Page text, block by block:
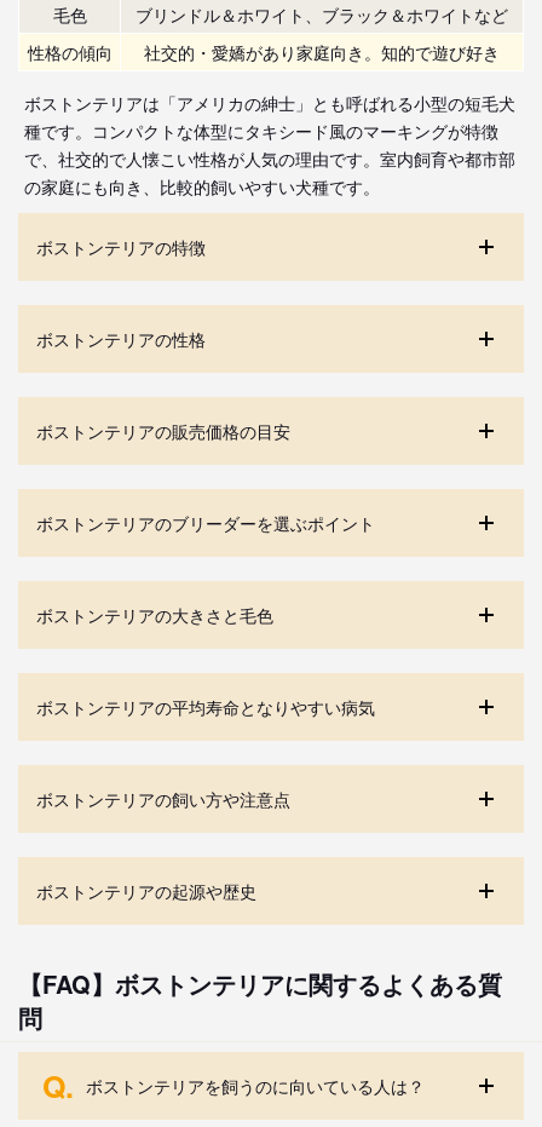
毛色
ブリンドル＆ホワイト、ブラック＆ホワイトなど
性格の傾向
社交的・愛嬌があり家庭向き。知的で遊び好き
ボストンテリアは「アメリカの紳士」とも呼ばれる小型の短毛犬
種です。コンパクトな体型にタキシード風のマーキングが特徴
で、社交的で人懐こい性格が人気の理由です。室内飼育や都市部
の家庭にも向き、比較的飼いやすい犬種です。
ボストンテリアの特徴
ボストンテリアの性格
ボストンテリアの販売価格の目安
ボストンテリアのブリーダーを選ぶポイント
ボストンテリアの大きさと毛色
ボストンテリアの平均寿命となりやすい病気
ボストンテリアの飼い方や注意点
ボストンテリアの起源や歴史
【FAQ】ボストンテリアに関するよくある質
問
Q. ボストンテリアを飼うのに向いている人は？